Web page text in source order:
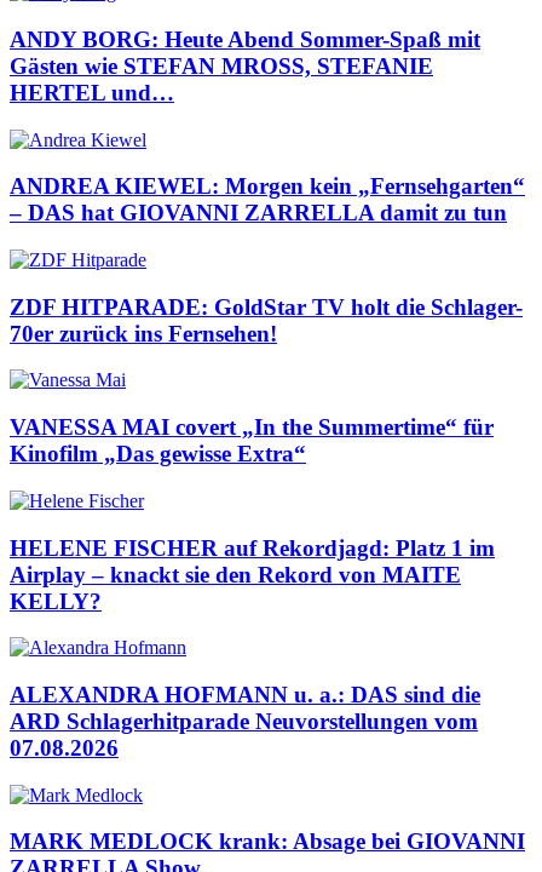
ANDY BORG: Heute Abend Sommer-Spaß mit
Gästen wie STEFAN MROSS, STEFANIE
HERTEL und…
ANDREA KIEWEL: Morgen kein „Fernsehgarten“
– DAS hat GIOVANNI ZARRELLA damit zu tun
ZDF HITPARADE: GoldStar TV holt die Schlager-
70er zurück ins Fernsehen!
VANESSA MAI covert „In the Summertime“ für
Kinofilm „Das gewisse Extra“
HELENE FISCHER auf Rekordjagd: Platz 1 im
Airplay – knackt sie den Rekord von MAITE
KELLY?
ALEXANDRA HOFMANN u. a.: DAS sind die
ARD Schlagerhitparade Neuvorstellungen vom
07.08.2026
MARK MEDLOCK krank: Absage bei GIOVANNI